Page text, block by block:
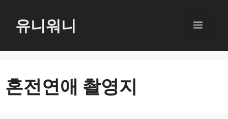
로
너
뛰
유니워니 메
혼전연애 촬영지